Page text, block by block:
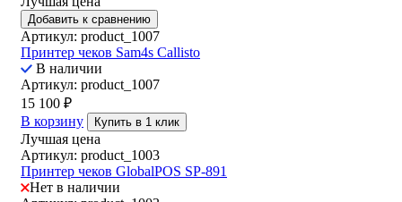
Добавить к сравнению
Артикул: product_1007
Принтер чеков Sam4s Callisto
В наличии
Артикул: product_1007
15 100 ₽
В корзину
Купить в 1 клик
Лучшая цена
Артикул: product_1003
Принтер чеков GlobalPOS SP-891
Нет в наличии